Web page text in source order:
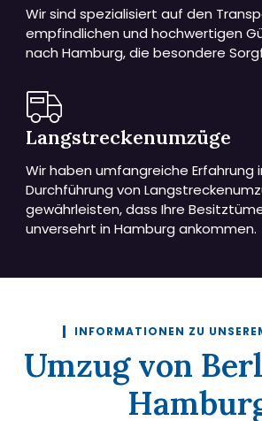
Wir sind spezialisiert auf den
empfindlichen und hochwertigen
nach Hamburg, die besondere
Langstreckenumzüge
Wir haben umfangreiche Erfahrung
Durchführung von
gewährleisten, dass Ihre
unversehrt in Hamburg ankommen.
INFORMATIONEN ZU
Umzug von